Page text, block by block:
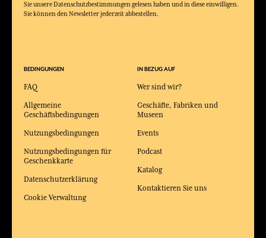
Sie unsere Datenschutzbestimmungen gelesen haben und in diese einwilligen.
Sie können den Newsletter jederzeit abbestellen.
BEDINGUNGEN
FAQ
Allgemeine
Geschäftsbedingungen
Nutzungsbedingungen
Nutzungsbedingungen für
Geschenkkarte
Datenschutzerklärung
Cookie Verwaltung
IN BEZUG AUF
Wer sind wir?
Geschäfte, Fabriken und
Museen
Events
Podcast
Katalog
Kontaktieren Sie uns